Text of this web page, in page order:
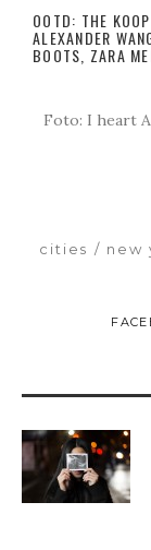
OOTD: THE
ALEXANDER
BOOTS, ZARA
Foto: I heart
cities new